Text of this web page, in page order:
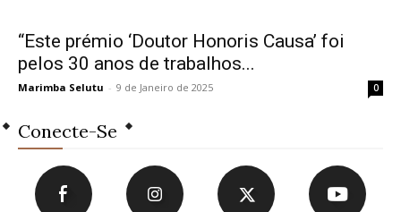
“Este prémio ‘Doutor Honoris Causa’ foi
pelos 30 anos de trabalhos...
Marimba Selutu - 9 de Janeiro de 2025 0
Conecte-Se